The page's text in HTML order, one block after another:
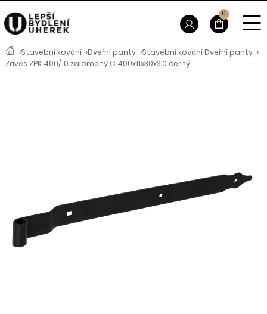
›Stavební kování ›Dveřní panty ›Stavební kování Dveřní panty ›
Závěs ZPK 400/10 zalomený C 400x11x30x3,0 černý
0